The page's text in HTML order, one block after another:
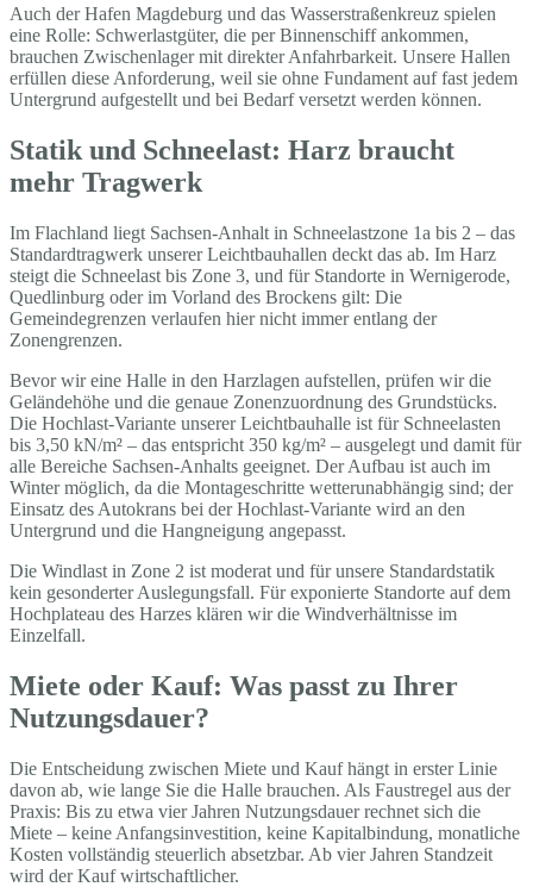
Auch der Hafen Magdeburg und das Wasserstraßenkreuz spielen
eine Rolle: Schwerlastgüter, die per Binnenschiff ankommen,
brauchen Zwischenlager mit direkter Anfahrbarkeit. Unsere Hallen
erfüllen diese Anforderung, weil sie ohne Fundament auf fast jedem
Untergrund aufgestellt und bei Bedarf versetzt werden können.
Statik und Schneelast: Harz braucht
mehr Tragwerk
Im Flachland liegt Sachsen-Anhalt in Schneelastzone 1a bis 2 – das
Standardtragwerk unserer Leichtbauhallen deckt das ab. Im Harz
steigt die Schneelast bis Zone 3, und für Standorte in Wernigerode,
Quedlinburg oder im Vorland des Brockens gilt: Die
Gemeindegrenzen verlaufen hier nicht immer entlang der
Zonengrenzen.
Bevor wir eine Halle in den Harzlagen aufstellen, prüfen wir die
Geländehöhe und die genaue Zonenzuordnung des Grundstücks.
Die Hochlast-Variante unserer Leichtbauhalle ist für Schneelasten
bis 3,50 kN/m² – das entspricht 350 kg/m² – ausgelegt und damit für
alle Bereiche Sachsen-Anhalts geeignet. Der Aufbau ist auch im
Winter möglich, da die Montageschritte wetterunabhängig sind; der
Einsatz des Autokrans bei der Hochlast-Variante wird an den
Untergrund und die Hangneigung angepasst.
Die Windlast in Zone 2 ist moderat und für unsere Standardstatik
kein gesonderter Auslegungsfall. Für exponierte Standorte auf dem
Hochplateau des Harzes klären wir die Windverhältnisse im
Einzelfall.
Miete oder Kauf: Was passt zu Ihrer
Nutzungsdauer?
Die Entscheidung zwischen Miete und Kauf hängt in erster Linie
davon ab, wie lange Sie die Halle brauchen. Als Faustregel aus der
Praxis: Bis zu etwa vier Jahren Nutzungsdauer rechnet sich die
Miete – keine Anfangsinvestition, keine Kapitalbindung, monatliche
Kosten vollständig steuerlich absetzbar. Ab vier Jahren Standzeit
wird der Kauf wirtschaftlicher.